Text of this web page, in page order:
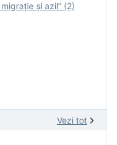
și azil” (2)
Vezi tot